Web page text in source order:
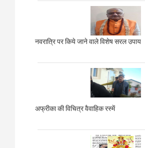
नवरात्रि पर किये जाने वाले विशेष सरल उपाय
अफ्रीका की विचित्र वैवाहिक रस्में